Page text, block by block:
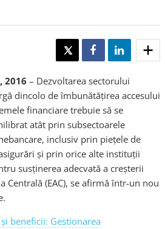
TWEET SHARE SHARE
2016 – Dezvoltarea sectorului
dincolo de îmbunătăţirea accesului
financiare trebuie să se
atât prin subsectoarele
inclusiv prin pieţele de
şi prin orice alte instituţii
susţinerea adecvată a creşterii
Centrală (EAC), se afirmă într-un nou
beneficii: Gestionarea